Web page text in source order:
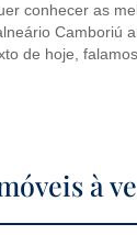
conhecer as
Camboriú
de hoje,
à